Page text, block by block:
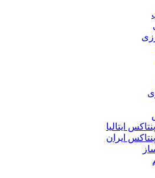
ایتالیا
ایران